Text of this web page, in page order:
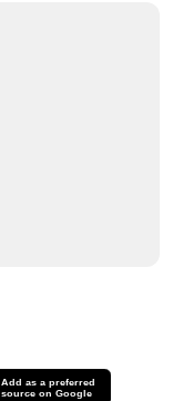
Add as a preferred
source on Google